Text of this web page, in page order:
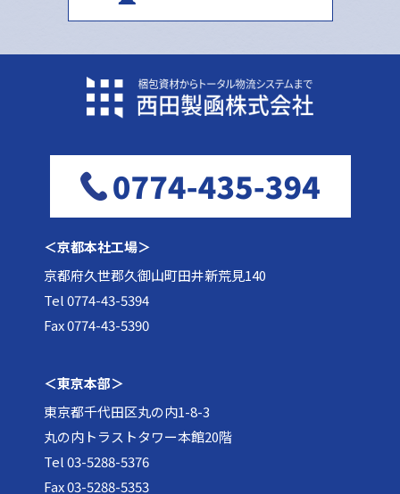
＜京都本社工場＞
京都府久世郡久御山町田井新荒見140
Tel 0774-43-5394
Fax 0774-43-5390
＜東京本部＞
東京都千代田区丸の内1-8-3
丸の内トラストタワー本館20階
Tel 03-5288-5376
Fax 03-5288-5353